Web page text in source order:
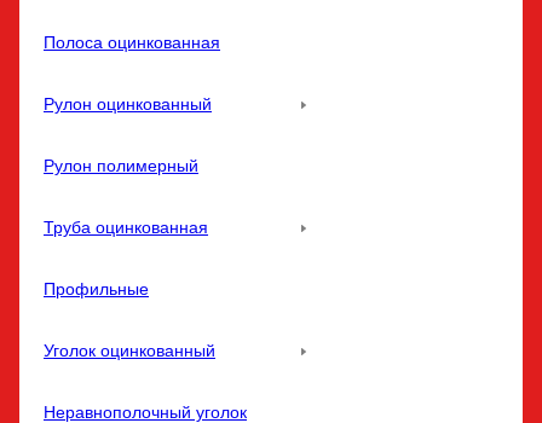
Полоса оцинкованная
Рулон оцинкованный
Рулон полимерный
Труба оцинкованная
Профильные
Уголок оцинкованный
Неравнополочный уголок